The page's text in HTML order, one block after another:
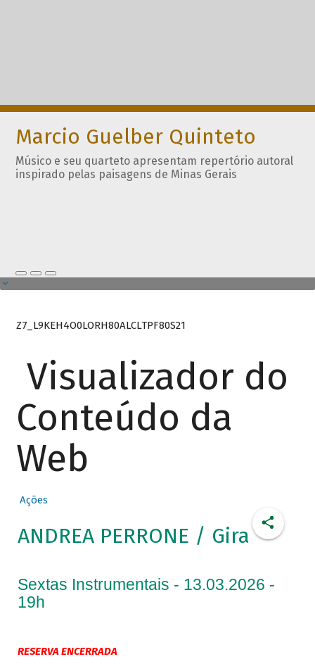
Marcio Guelber Quinteto
Músico e seu quarteto apresentam repertório autoral
inspirado pelas paisagens de Minas Gerais
Z7_L9KEH4O0LORH80ALCLTPF80S21
Visualizador do
Conteúdo da
Web
Ações
ANDREA PERRONE / Gira
Sextas Instrumentais - 13.03.2026 -
19h
RESERVA ENCERRADA